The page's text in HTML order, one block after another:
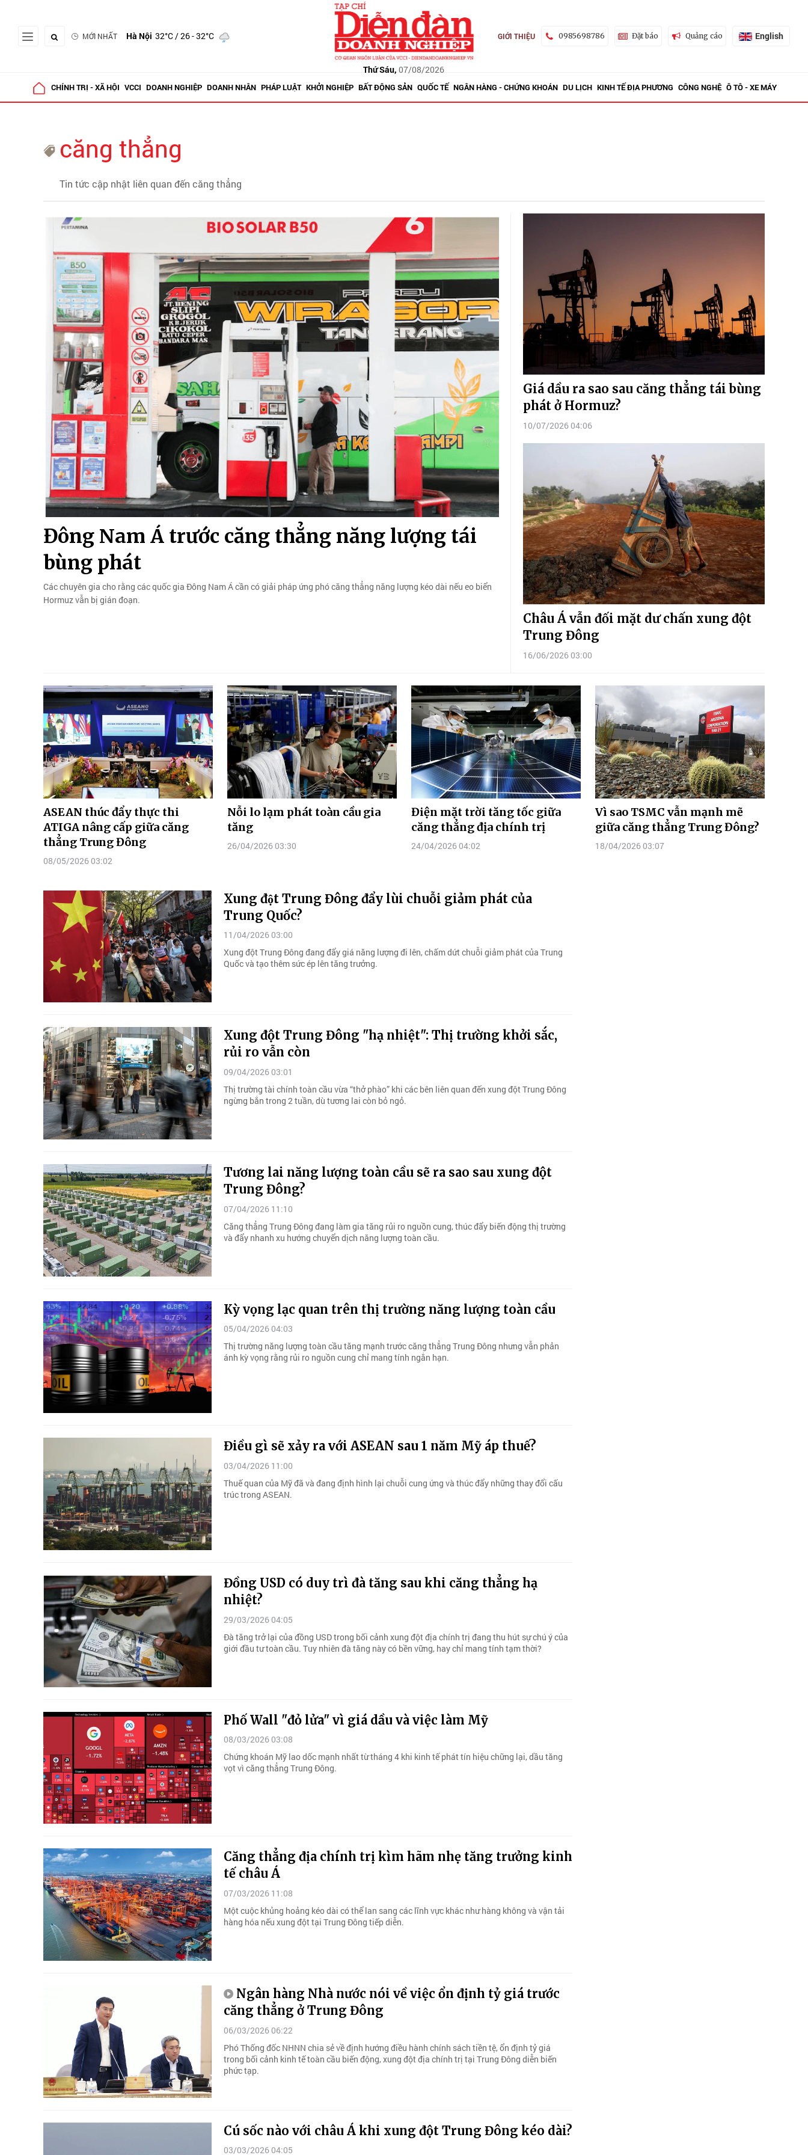
MỚI NHẤT Hà Nội 32°C/ 26 - 32°C
Thứ Sáu, 07/08/2026
GIỚI THIỆU 0985698786 Đặt báo Quảng cáo English
CHÍNH TRỊ - XÃ HỘI VCCI DOANH NGHIỆP DOANH NHÂN PHÁP LUẬT KHỞI NGHIỆP BẤT ĐỘNG SẢN QUỐC TẾ NGÂN HÀNG - CHỨNG KHOÁN DU LỊCH KINH TẾ ĐỊA PHƯƠNG CÔNG NGHỆ Ô TÔ - XE MÁY
căng thẳng
Tin tức cập nhật liên quan đến căng thẳng
Đông Nam Á trước căng thẳng năng lượng tái
bùng phát
Các chuyên gia cho rằng các quốc gia Đông Nam Á cần có giải pháp ứng phó căng thẳng năng lượng kéo dài nếu eo biển
Hormuz vẫn bị gián đoạn.
Giá dầu ra sao sau căng thẳng tái bùng
phát ở Hormuz?
10/07/2026 04:06
Châu Á vẫn đối mặt dư chấn xung đột
Trung Đông
16/06/2026 03:00
ASEAN thúc đẩy thực thi
ATIGA nâng cấp giữa căng
thẳng Trung Đông
08/05/2026 03:02
Nỗi lo lạm phát toàn cầu gia
tăng
26/04/2026 03:30
Điện mặt trời tăng tốc giữa
căng thẳng địa chính trị
24/04/2026 04:02
Vì sao TSMC vẫn mạnh mẽ
giữa căng thẳng Trung Đông?
18/04/2026 03:07
Xung đột Trung Đông đẩy lùi chuỗi giảm phát của
Trung Quốc?
11/04/2026 03:00
Xung đột Trung Đông đang đẩy giá năng lượng đi lên, chấm dứt chuỗi giảm phát của Trung
Quốc và tạo thêm sức ép lên tăng trưởng.
Xung đột Trung Đông "hạ nhiệt": Thị trường khởi sắc,
rủi ro vẫn còn
09/04/2026 03:01
Thị trường tài chính toàn cầu vừa “thở phào” khi các bên liên quan đến xung đột Trung Đông
ngừng bắn trong 2 tuần, dù tương lai còn bỏ ngỏ.
Tương lai năng lượng toàn cầu sẽ ra sao sau xung đột
Trung Đông?
07/04/2026 11:10
Căng thẳng Trung Đông đang làm gia tăng rủi ro nguồn cung, thúc đẩy biến động thị trường
và đẩy nhanh xu hướng chuyển dịch năng lượng toàn cầu.
Kỳ vọng lạc quan trên thị trường năng lượng toàn cầu
05/04/2026 04:03
Thị trường năng lượng toàn cầu tăng mạnh trước căng thẳng Trung Đông nhưng vẫn phản
ánh kỳ vọng rằng rủi ro nguồn cung chỉ mang tính ngắn hạn.
Điều gì sẽ xảy ra với ASEAN sau 1 năm Mỹ áp thuế?
03/04/2026 11:00
Thuế quan của Mỹ đã và đang định hình lại chuỗi cung ứng và thúc đẩy những thay đổi cấu
trúc trong ASEAN.
Đồng USD có duy trì đà tăng sau khi căng thẳng hạ
nhiệt?
29/03/2026 04:05
Đà tăng trở lại của đồng USD trong bối cảnh xung đột địa chính trị đang thu hút sự chú ý của
giới đầu tư toàn cầu. Tuy nhiên đà tăng này có bền vững, hay chỉ mang tính tạm thời?
Phố Wall "đỏ lửa" vì giá dầu và việc làm Mỹ
08/03/2026 03:08
Chứng khoán Mỹ lao dốc mạnh nhất từ tháng 4 khi kinh tế phát tín hiệu chững lại, dầu tăng
vọt vì căng thẳng Trung Đông.
Căng thẳng địa chính trị kìm hãm nhẹ tăng trưởng kinh
tế châu Á
07/03/2026 11:08
Một cuộc khủng hoảng kéo dài có thể lan sang các lĩnh vực khác như hàng không và vận tải
hàng hóa nếu xung đột tại Trung Đông tiếp diễn.
Ngân hàng Nhà nước nói về việc ổn định tỷ giá trước
căng thẳng ở Trung Đông
06/03/2026 06:22
Phó Thống đốc NHNN chia sẻ về định hướng điều hành chính sách tiền tệ, ổn định tỷ giá
trong bối cảnh kinh tế toàn cầu biến động, xung đột địa chính trị tại Trung Đông diễn biến
phức tạp.
Cú sốc nào với châu Á khi xung đột Trung Đông kéo dài?
03/03/2026 04:05